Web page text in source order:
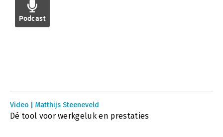
Podcast
Video | Matthijs Steeneveld
Dé tool voor werkgeluk en prestaties